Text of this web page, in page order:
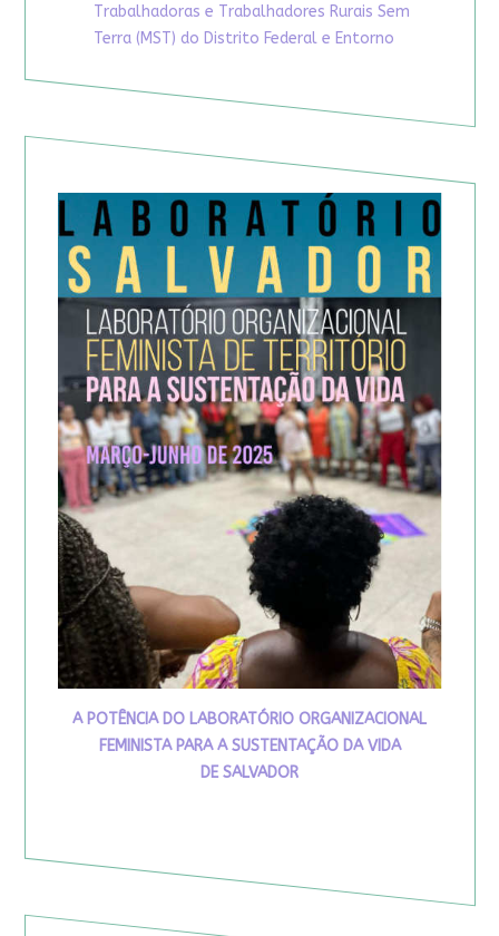
Trabalhadoras e Trabalhadores Rurais Sem
Terra (MST) do Distrito Federal e Entorno
A POTÊNCIA DO LABORATÓRIO ORGANIZACIONAL
FEMINISTA PARA A SUSTENTAÇÃO DA VIDA
DE SALVADOR